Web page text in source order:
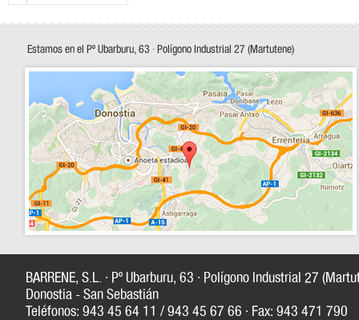
Estamos en el Pº Ubarburu, 63 · Polígono Industrial 27 (Martutene)
BARRENE, S.L. · Pº Ubarburu, 63 · Polígono Industrial 27
Donostia - San Sebastián
Teléfonos: 943 45 64 11 / 943 45 67 66 · Fax: 943 471 790